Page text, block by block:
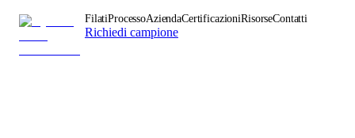
FilatiProcessoAziendaCertificazioniRisorseContatti
Richiedi campione